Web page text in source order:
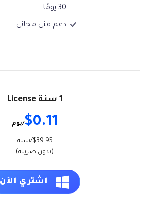
30 يومًا
دعم فني مجاني
1 سنة License
$0.11/يوم
$39.95/سنة
(بدون ضريبة)
اشتري الآن